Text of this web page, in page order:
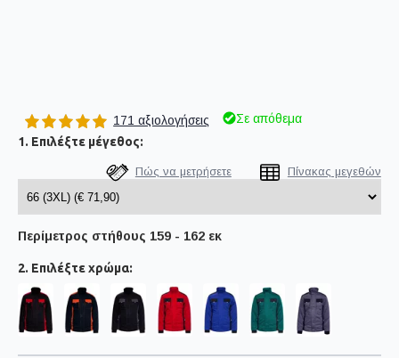
171 αξιολογήσεις
Σε απόθεμα
1. Επιλέξτε μέγεθος:
Πώς να μετρήσετε Πίνακας μεγεθών
Περίμετρος στήθους 159 - 162 εκ
2. Επιλέξτε χρώμα: